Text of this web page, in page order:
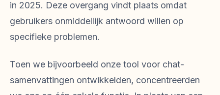
in 2025. Deze overgang vindt plaats omdat
gebruikers onmiddellijk antwoord willen op
specifieke problemen.
Toen we bijvoorbeeld onze tool voor chat-
samenvattingen ontwikkelden, concentreerden